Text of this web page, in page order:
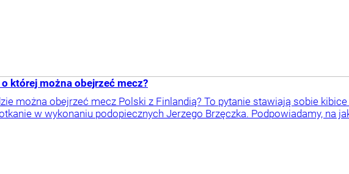
której można obejrzeć mecz?
można obejrzeć mecz Polski z Finlandią? To pytanie stawiają sobie
w wykonaniu podopiecznych Jerzego Brzęczka. Podpowiadamy, na